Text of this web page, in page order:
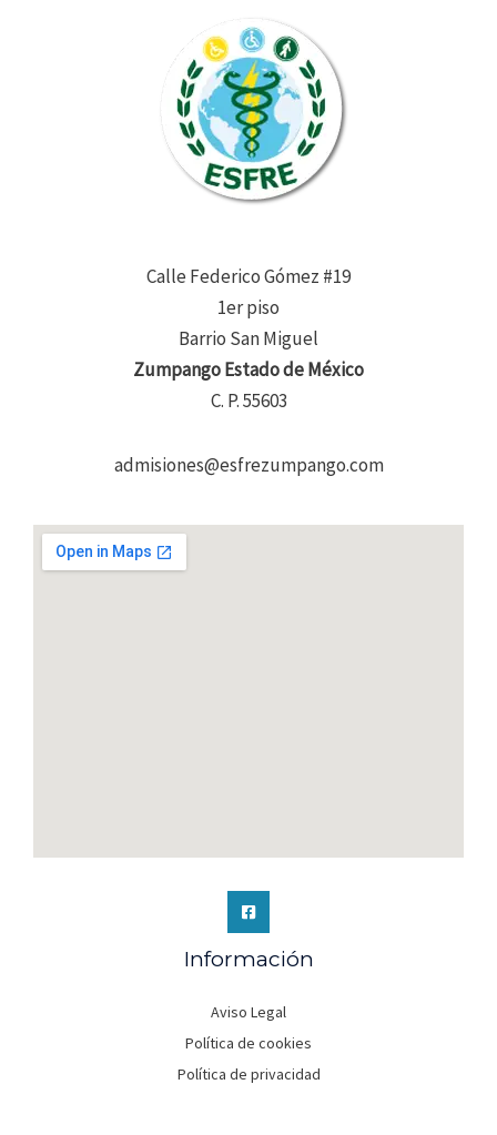
Calle Federico Gómez #19
1er piso
Barrio San Miguel
Zumpango Estado de México
C. P. 55603
admisiones@esfrezumpango.com
Información
Aviso Legal
Política de cookies
Política de privacidad